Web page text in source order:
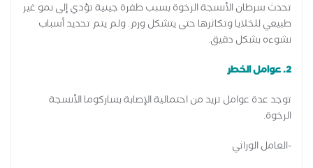
تحدث سرطان الأنسجة الرخوة بسبب طفرة جينية تؤدي إلى نمو غير
طبيعي للخلايا وتكاثرها حتى يتشكل ورم. ولم يتم تحديد أسباب
نشوءه بشكل دقيق.
2. عوامل الخطر
توجد عدة عوامل تزيد من احتمالية الإصابة بساركوما الأنسجة
الرخوة.
-العامل الوراثي